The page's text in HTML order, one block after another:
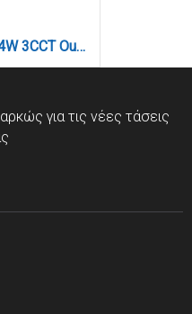
Willoughby LED 4W 3CCT Outdoor Wall Lamp Anthracite D:22cmx8cm (80201340)
για τις νέες τάσεις